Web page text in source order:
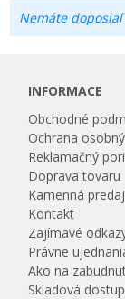
Nemáte
INFORMACE
Obchodné
Ochrana
Reklamačný
Doprava tovaru
Kamenná
Kontakt
Zajímavé
Právne
Ako na
Skladová